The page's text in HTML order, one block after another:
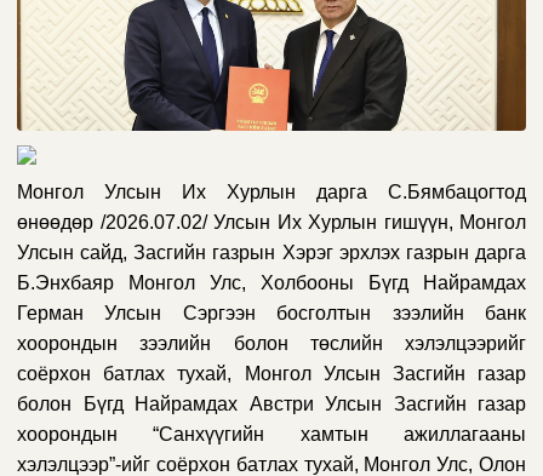
Монгол Улсын Их Хурлын дарга С.Бямбацогтод
өнөөдөр /2026.07.02/ Улсын Их Хурлын гишүүн, Монгол
Улсын сайд, Засгийн газрын Хэрэг эрхлэх газрын дарга
Б.Энхбаяр
Монгол Улс, Холбооны Бүгд Найрамдах
Герман Улсын Сэргээн босголтын зээлийн банк
хоорондын зээлийн болон төслийн хэлэлцээрийг
соёрхон батлах тухай,
Монгол Улсын Засгийн газар
болон Бүгд Найрамдах Австри Улсын Засгийн газар
хоорондын “Санхүүгийн хамтын ажиллагааны
хэлэлцээр”-ийг соёрхон батлах тухай, Монгол Улс,Олон